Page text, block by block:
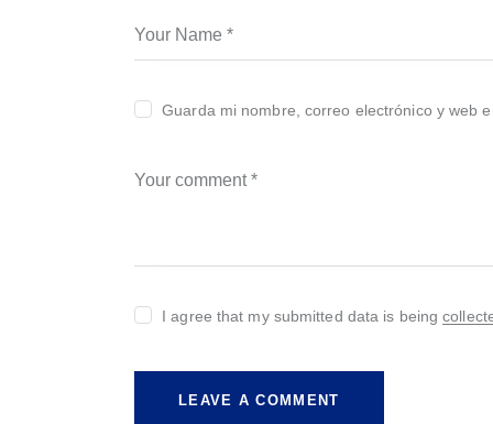
Guarda mi nombre, correo electrónico y web
I agree that my submitted data is being